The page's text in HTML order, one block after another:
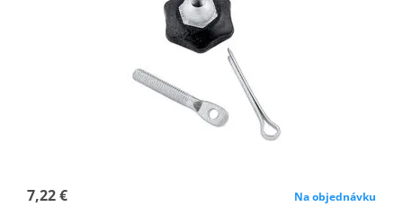
7,22 € Na objednávku